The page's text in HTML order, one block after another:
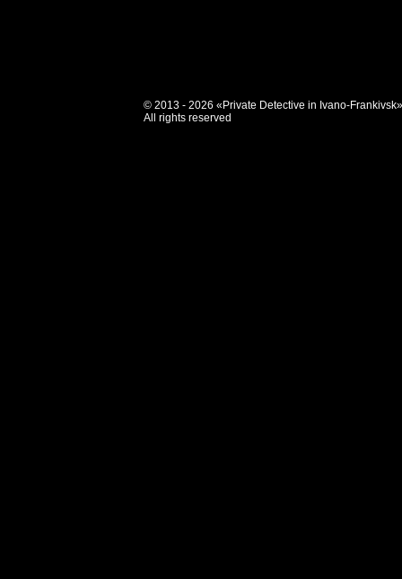
© 2013 - 2026 «Private Detective in Ivano-Frankivsk»
All rights reserved